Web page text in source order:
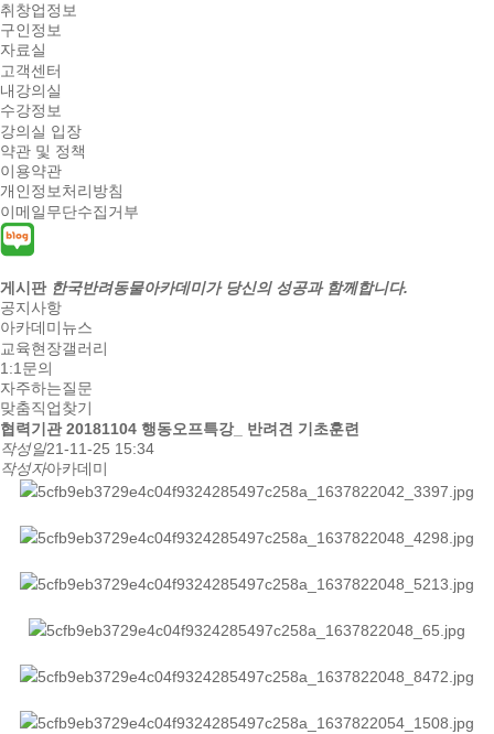
취창업정보
구인정보
자료실
고객센터
내강의실
수강정보
강의실 입장
약관 및 정책
이용약관
개인정보처리방침
이메일무단수집거부
게시판 한국반려동물아카데미가 당신의 성공과 함께합니다.
공지사항
아카데미뉴스
교육현장갤러리
1:1문의
자주하는질문
맞춤직업찾기
협력기관20181104 행동오프특강_ 반려견 기초훈련
작성일21-11-25 15:34
작성자아카데미